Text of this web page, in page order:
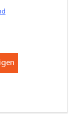
gern
viel Spaß und
haben und
Seele
Highlight
der Natur
werden.